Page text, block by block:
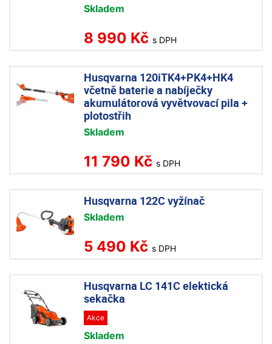
Skladem
8 990 Kč s DPH
Husqvarna 120iTK4+PK4+HK4
včetně baterie a nabíječky
akumulátorová vyvětvovací pila +
plotostřih
Skladem
11 790 Kč s DPH
Husqvarna 122C vyžínač
Skladem
5 490 Kč s DPH
Husqvarna LC 141C elektická
sekačka
Akce
Skladem